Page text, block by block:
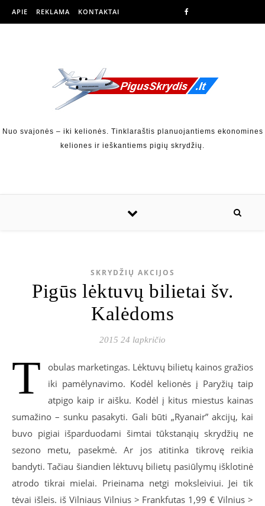
APIE REKLAMA KONTAKTAI
Nuo svajonės – iki kelionės. Tinklaraštis planuojantiems ekonomines
keliones ir ieškantiems pigių skrydžių.
SKRYDŽIŲ AKCIJOS
Pigūs lėktuvų bilietai šv.
Kalėdoms
2015 24 lapkričio
T
obulas marketingas. Lėktuvų bilietų kainos gražios
iki pamėlynavimo. Kodėl kelionės į Paryžių taip
atpigo kaip ir aišku. Kodėl į kitus miestus kainas
sumažino – sunku pasakyti. Gali būti „Ryanair” akcijų, kai
buvo pigiai išparduodami šimtai tūkstanąių skrydžių ne
sezono metu, pasekmė. Ar jos atitinka tikrovę reikia
bandyti. Tačiau šiandien lėktuvų bilietų pasiūlymų išklotinė
atrodo tikrai mielai. Prieinama netgi moksleiviui. Jei tik
tėvai išleis. iš Vilniaus Vilnius > Frankfutas 1,99 € Vilnius >